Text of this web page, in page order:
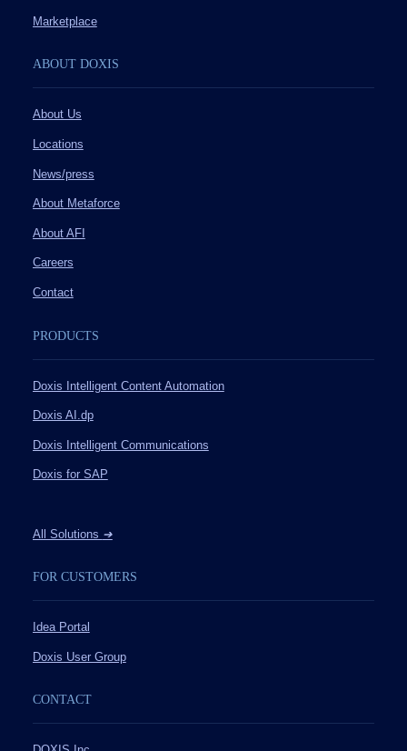
Marketplace
ABOUT DOXIS
About Us
Locations
News/press
About Metaforce
About AFI
Careers
Contact
PRODUCTS
Doxis Intelligent Content Automation
Doxis AI.dp
Doxis Intelligent Communications
Doxis for SAP
All Solutions ➔
FOR CUSTOMERS
Idea Portal
Doxis User Group
CONTACT